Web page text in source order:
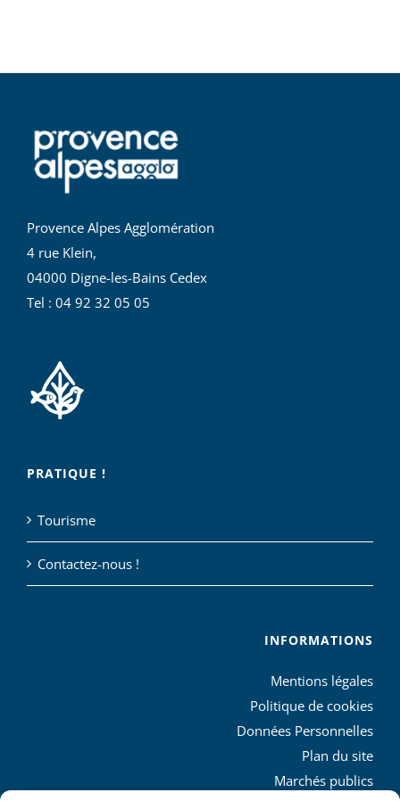
Provence Alpes Agglomération
4 rue Klein,
04000 Digne-les-Bains Cedex
Tel : 04 92 32 05 05
PRATIQUE !
Tourisme
Contactez-nous !
INFORMATIONS
Mentions légales
Politique de cookies
Données Personnelles
Plan du site
Marchés publics